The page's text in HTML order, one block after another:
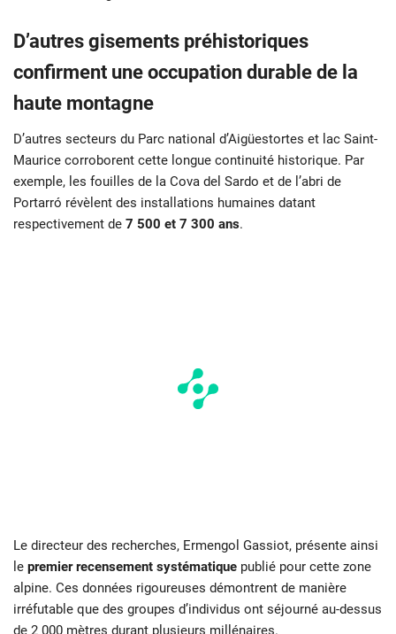
D’autres gisements préhistoriques
confirment une occupation durable de la
haute montagne
D’autres secteurs du Parc national d’Aigüestortes et lac Saint-
Maurice corroborent cette longue continuité historique. Par
exemple, les fouilles de la Cova del Sardo et de l’abri de
Portarró révèlent des installations humaines datant
respectivement de 7 500 et 7 300 ans.
Le directeur des recherches, Ermengol Gassiot, présente ainsi
le premier recensement systématique publié pour cette zone
alpine. Ces données rigoureuses démontrent de manière
irréfutable que des groupes d’individus ont séjourné au-dessus
de 2 000 mètres durant plusieurs millénaires.